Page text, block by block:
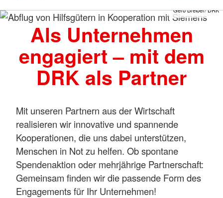
Gero Breloer/ DRK
Als Unternehmen
engagiert – mit dem
DRK als Partner
Mit unseren Partnern aus der Wirtschaft
realisieren wir innovative und spannende
Kooperationen, die uns dabei unterstützen,
Menschen in Not zu helfen. Ob spontane
Spendenaktion oder mehrjährige Partnerschaft:
Gemeinsam finden wir die passende Form des
Engagements für Ihr Unternehmen!